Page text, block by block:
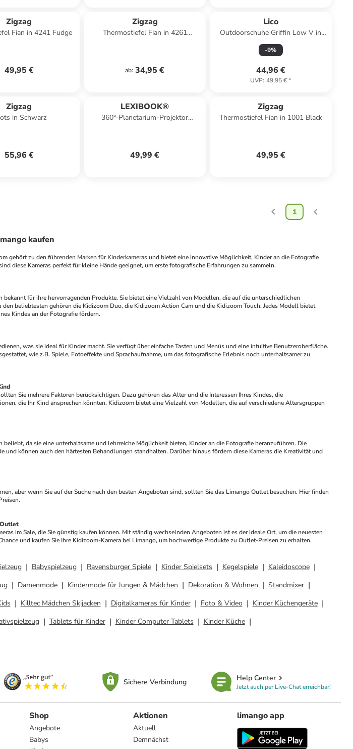
Zigzag
Fian in 4241 Fudge
49,95 €
Zigzag
Thermostiefel Fian in 4261
ab: 34,95 €
Lico
Outdoorschuhe Griffin Low V in
blau/schwarz/lemon
-9%
44,96 €
UVP: 49,95 €*
Zigzag
in Schwarz
55,96 €
LEXIBOOK®
360°-Planetarium-Projektor
49,99 €
Zigzag
Thermostiefel Fian in 1001 Black
49,95 €
1
kaufen
gehört zu den führenden Marken für Kinderkameras und bietet eine innovative Möglichkeit, Kinder an die Fotografie
diese Kameras perfekt für kleine Hände geeignet, um erste fotografische Erfahrungen zu sammeln.
beliebtesten gehören die Kidizoom Duo, die Kidizoom Action Cam und die Kidizoom Touch. Jedes Modell bietet
Kindes an der Fotografie fördern.
wie z.B. Spiele, Fotoeffekte und Sprachaufnahme, um das fotografische Erlebnis noch unterhaltsamer zu
die Ihr Kind ansprechen könnten. Kidizoom bietet eine Vielzahl von Modellen, die auf verschiedene Altersgruppen
können auch den härtesten Behandlungen standhalten. Darüber hinaus fördern diese Kameras die Kreativität und
und kaufen Sie Ihre Kidizoom-Kamera bei Limango, um hochwertige Produkte zu Outlet-Preisen zu erhalten.
Babyspielzeug Ravensburger Spiele Kinder Spielsets Kegelspiele
Kaleidoscope
Damenmode Kindermode für Jungen & Mädchen Dekoration & Wohnen
Standmixer
Killtec Mädchen Skijacken Digitalkameras für Kinder Foto & Video
Kinder Küchengeräte
Tablets für Kinder Kinder Computer Tablets
Kinder Küche
Sichere Verbindung Help Center
Jetzt auch per Live-Chat erreichbar!
Shop
Angebote
Babys
Aktionen
Aktuell
Demnächst
limango app